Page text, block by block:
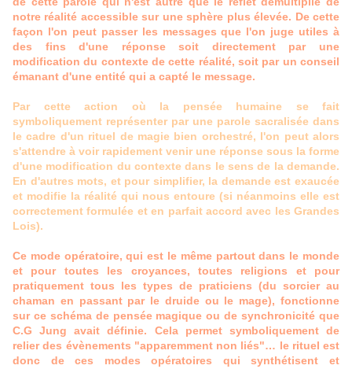
notre réalité accessible sur une sphère plus élevée. De cette
façon l'on peut passer les messages que l'on juge utiles à
des fins d'une réponse soit directement par une
modification du contexte de cette réalité, soit par un conseil
émanant d'une entité qui a capté le message.
Par cette action où la pensée humaine se fait
symboliquement représenter par une parole sacralisée dans
le cadre d'un rituel de magie bien orchestré, l'on peut alors
s'attendre à voir rapidement venir une réponse sous la forme
d'une modification du contexte dans le sens de la demande.
En d'autres mots, et pour simplifier, la demande est exaucée
et modifie la réalité qui nous entoure (si néanmoins elle est
correctement formulée et en parfait accord avec les Grandes
Lois).
Ce mode opératoire, qui est le même partout dans le monde
et pour toutes les croyances, toutes religions et pour
pratiquement tous les types de praticiens (du sorcier au
chaman en passant par le druide ou le mage), fonctionne
sur ce schéma de pensée magique ou de synchronicité que
C.G Jung avait définie. Cela permet symboliquement de
relier des évènements "apparemment non liés"… le rituel est
donc de ces modes opératoires qui synthétisent et